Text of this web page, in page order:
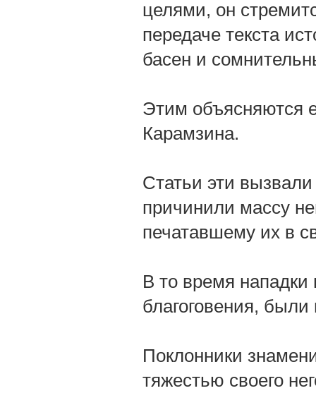
целями, он
передаче текста
басен и
Этим объясняются
Карамзина.
Статьи эти
причинили массу
печатавшему их в
В то время нападки
благоговения,
Поклонники
тяжестью своего